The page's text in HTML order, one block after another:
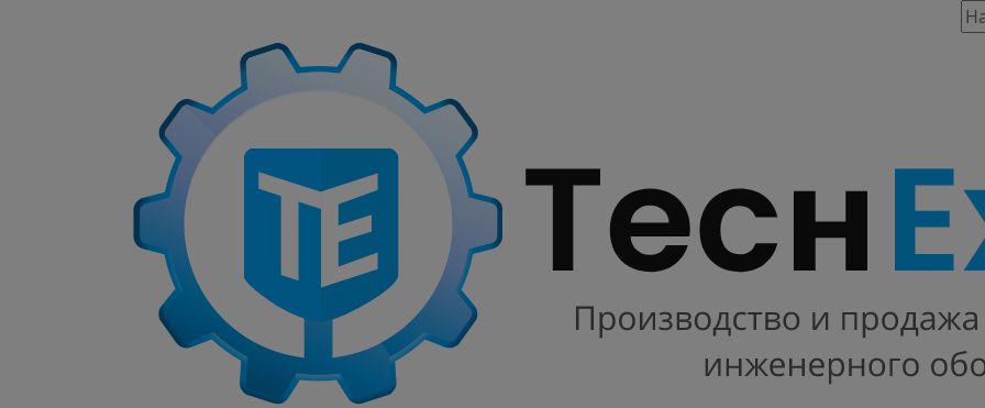
Каталог
Частотные преобразователи
986 предложений
Преобразователи частоты AD
Частотные преобразователи INSTART
Частотные преобразователи INNOVERT
Частотные преобразователи Х100
Преобразователи частоты INVT
Частотные преобразователи ABB